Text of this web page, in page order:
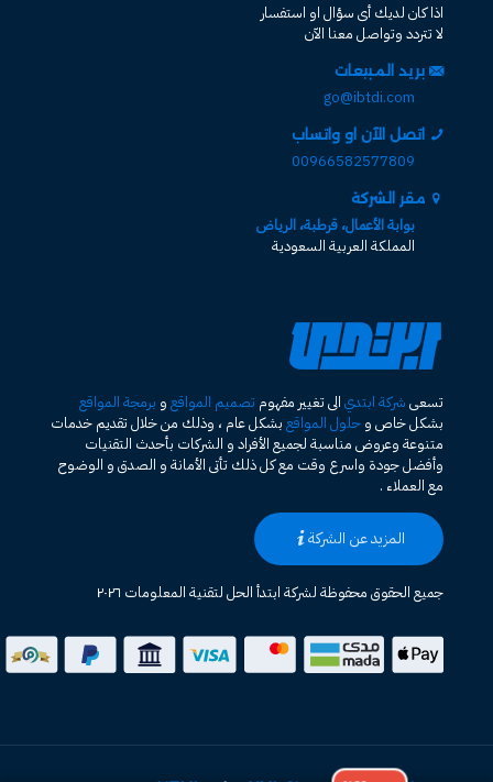
اذا كان لديك أى سؤال او استفسار
لا تتردد وتواصل معنا الآن
بريد المبيعات
go@ibtdi.com
اتصل الآن او واتساب
00966582577809
مقر الشركة
بوابة الأعمال، قرطبة، الرياض
المملكة العربية السعودية
تسعى شركة ابتدي الى تغيير مفهوم تصميم المواقع و برمجة المواقع
بشكل خاص و حلول المواقع بشكل عام ، وذلك من خلال تقديم خدمات
متنوعة وعروض مناسبة لجميع الأفراد و الشركات بأحدث التقنيات
وأفضل جودة واسرع وقت مع كل ذلك تأتى الأمانة و الصدق و الوضوح
مع العملاء .
المزيد عن الشركة
جميع الحقوق محفوظة لشركة ابتدأ الحل لتقنية المعلومات ٢٠٢٦